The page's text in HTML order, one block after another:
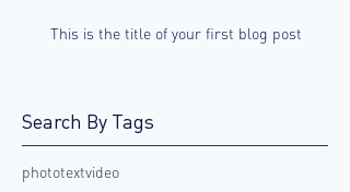
This is the title of your first blog post
Search By Tags
phototextvideo